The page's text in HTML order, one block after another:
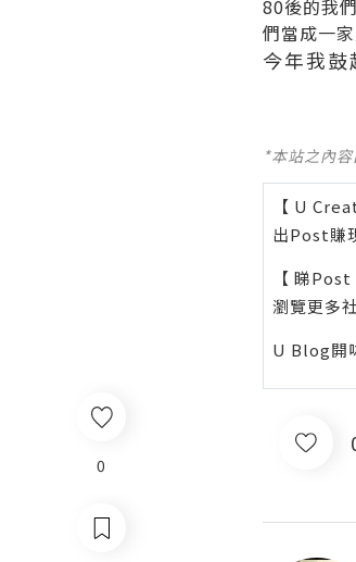
0
80後的我
們當成一
今年我
*本站之內
【 U
出Post賺
【 睇
瀏覽更多
U Blog開